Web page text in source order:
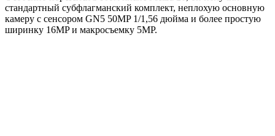
стандартный субфлагманский комплект, неплохую основную
камеру с сенсором GN5 50MP 1/1,56 дюйма и более простую
ширинку 16MP и макросъемку 5MP.